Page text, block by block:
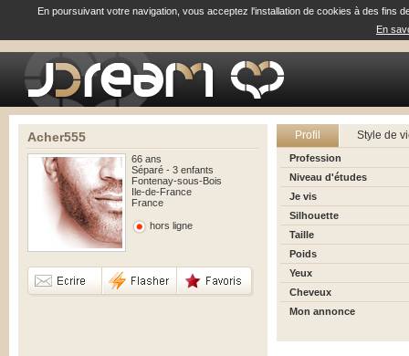
En poursuivant votre navigation, vous acceptez l'installation de cookies à des
En
Acher555
66 ans
Séparé - 3 enfants
Fontenay-sous-Bois
Ile-de-France
France
hors ligne
Profil Style de
Profession
Niveau d'études
Je vis
Silhouette
Taille
Poids
Yeux
Cheveux
Mon annonce